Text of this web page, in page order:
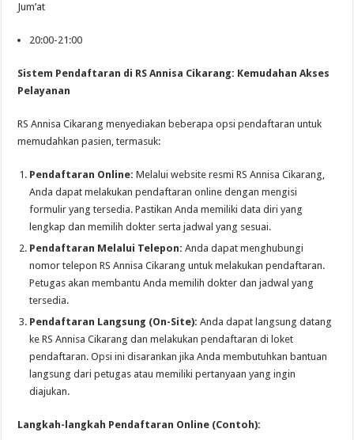
Jum’at
20:00-21:00
Sistem Pendaftaran di RS Annisa Cikarang: Kemudahan Akses
Pelayanan
RS Annisa Cikarang menyediakan beberapa opsi pendaftaran untuk
memudahkan pasien, termasuk:
Pendaftaran Online: Melalui website resmi RS Annisa Cikarang,
Anda dapat melakukan pendaftaran online dengan mengisi
formulir yang tersedia. Pastikan Anda memiliki data diri yang
lengkap dan memilih dokter serta jadwal yang sesuai.
Pendaftaran Melalui Telepon: Anda dapat menghubungi
nomor telepon RS Annisa Cikarang untuk melakukan pendaftaran.
Petugas akan membantu Anda memilih dokter dan jadwal yang
tersedia.
Pendaftaran Langsung (On-Site): Anda dapat langsung datang
ke RS Annisa Cikarang dan melakukan pendaftaran di loket
pendaftaran. Opsi ini disarankan jika Anda membutuhkan bantuan
langsung dari petugas atau memiliki pertanyaan yang ingin
diajukan.
Langkah-langkah Pendaftaran Online (Contoh):